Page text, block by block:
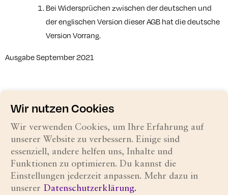
Wir nutzen Cookies
Wir verwenden Cookies, um Ihre Erfahrung auf
unserer Website zu verbessern. Einige sind
essenziell, andere helfen uns, Inhalte und
Funktionen zu optimieren. Du kannst die
Einstellungen jederzeit anpassen. Mehr dazu in
unserer Datenschutzerklärung.
Bei Widersprüchen zwischen der deutschen und
der englischen Version dieser AGB hat die deutsche
Version Vorrang.
Ausgabe September 2021
Impressum Datenschutz
AGB
Nach oben